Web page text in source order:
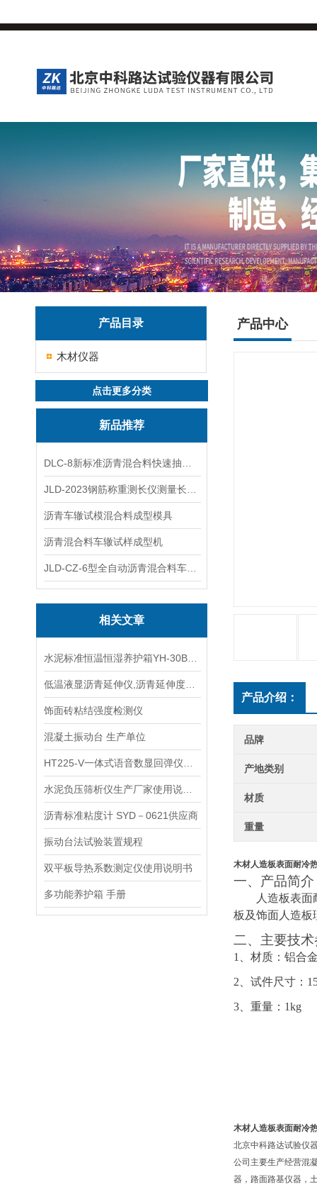
产品目录
木材仪器
点击更多分类
新品推荐
沥青车辙试模混合料成型模具
沥青混合料车辙试样成型机
相关文章
饰面砖粘结强度检测仪
混凝土振动台 生产单位
沥青标准粘度计 SYD－0621供应商
振动台法试验装置规程
双平板导热系数测定仪使用说明书
多功能养护箱 手册
产品中心
产品介绍：
品牌
产地类别
材质
重量
木材人造板表面耐冷
一、产品简介
人造板表面
板及饰面人造板
二、主要技
1、 材质： 铝合
2、试件尺寸： 1
3、 重量： 1kg
木材人造板表面耐冷
北京中科路达试验仪
公司主要生产经营混
器，路面路基仪器，